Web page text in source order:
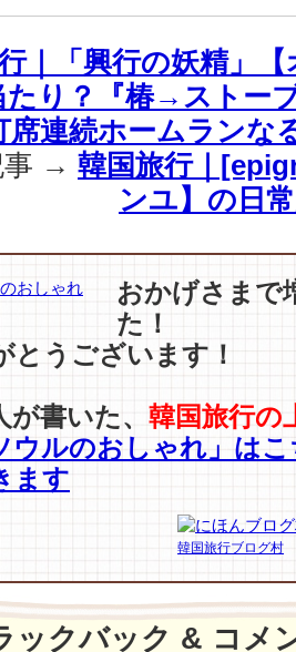
｜
服
で
違
う
感
じ…
ッ
ィ
ー
ク
れ
た
【K
ス
｜「興行の妖精」
たり？『椿→ストー
席連続ホームランな
事 → 韓国旅行｜
ンユ】の日
おかげさまで
た！
とうございます！
が書いた、 韓国旅行の
ウルのおしゃれ」はこ
ます
韓国旅行ブログ村
ックバック & コメ